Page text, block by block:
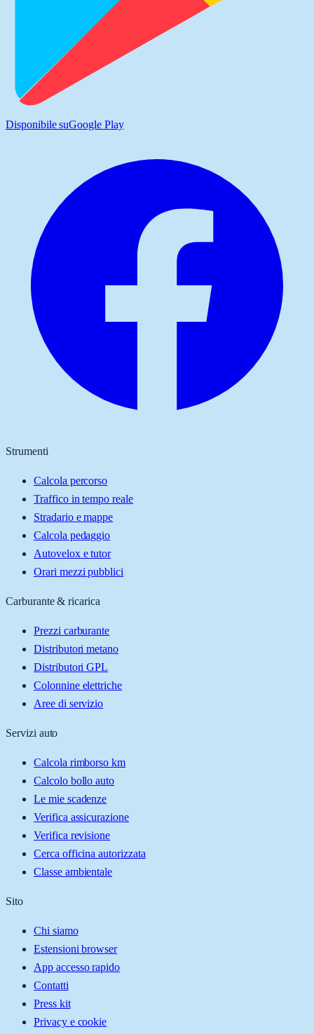
Disponibile suGoogle Play
Strumenti
Calcola percorso
Traffico in tempo reale
Stradario e mappe
Calcola pedaggio
Autovelox e tutor
Orari mezzi pubblici
Carburante & ricarica
Prezzi carburante
Distributori metano
Distributori GPL
Colonnine elettriche
Aree di servizio
Servizi auto
Calcola rimborso km
Calcolo bollo auto
Le mie scadenze
Verifica assicurazione
Verifica revisione
Cerca officina autorizzata
Classe ambientale
Sito
Chi siamo
Estensioni browser
App accesso rapido
Contatti
Press kit
Privacy e cookie